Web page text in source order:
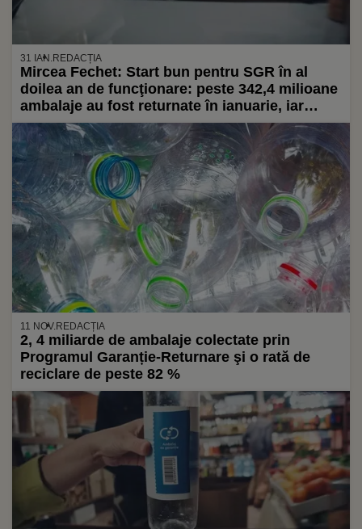
31 IAN. REDACȚIA
Mircea Fechet: Start bun pentru SGR în al
doilea an de funcţionare: peste 342,4 milioane
ambalaje au fost returnate în ianuarie, iar
aproximativ 17.800 tone de PET-uri, sticle şi
doze de aluminiu au ajuns deja în fabricile de
reciclare
11 NOV. REDACȚIA
2, 4 miliarde de ambalaje colectate prin
Programul Garanție-Returnare şi o rată de
reciclare de peste 82 %